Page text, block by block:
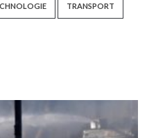
TRANSPORT